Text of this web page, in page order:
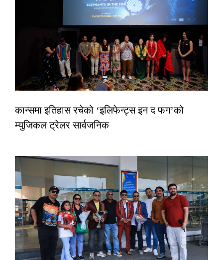
कान्समा इतिहास रचेको ‘इलिफेन्ट्स इन द फग’को
म्युजिकल ट्रेलर सार्वजनिक